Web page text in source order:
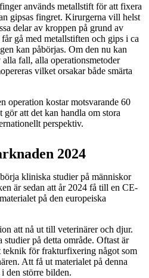
används metallstift för att fixera
gipsas fingret. Kirurgerna vill helst
delar av kroppen på grund av
gå med metallstiften och gips i ca
kan påbörjas. Om den nu kan
fall, alla operationsmetoder
vilket orsakar både smärta
operation kostar motsvarande 60
att det kan handla om stora
perspektiv.
2024
kliniska studier på människor
är sedan att år 2024 få till en CE-
på den europeiska
att nå ut till veterinärer och djur.
på detta område. Oftast är
teknik för frakturfixering något som
Att få ut materialet på denna
den större bilden.